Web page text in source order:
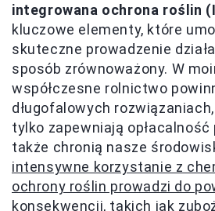
integrowana ochrona roślin
kluczowe elementy, które
skuteczne prowadzenie
sposób zrównoważony. W
współczesne rolnictwo
długofalowych
tylko zapewniają opłacalność
także chronią nasze
intensywne korzystanie z
ochrony roślin prowadzi do
konsekwencji, takich jak